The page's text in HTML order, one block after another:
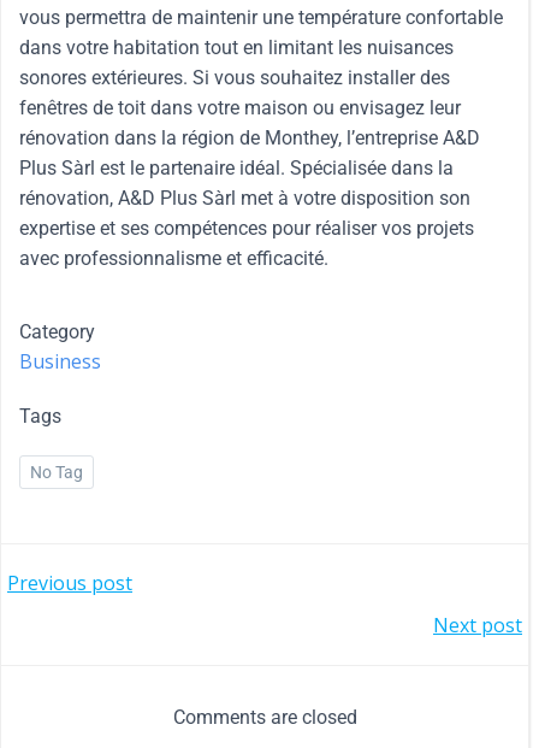
vous permettra de maintenir une température confortable
dans votre habitation tout en limitant les nuisances
sonores extérieures. Si vous souhaitez installer des
fenêtres de toit dans votre maison ou envisagez leur
rénovation dans la région de Monthey, l’entreprise A&D
Plus Sàrl est le partenaire idéal. Spécialisée dans la
rénovation, A&D Plus Sàrl met à votre disposition son
expertise et ses compétences pour réaliser vos projets
avec professionnalisme et efficacité.
Category
Business
Tags
No Tag
Previous post
Next post
Comments are closed